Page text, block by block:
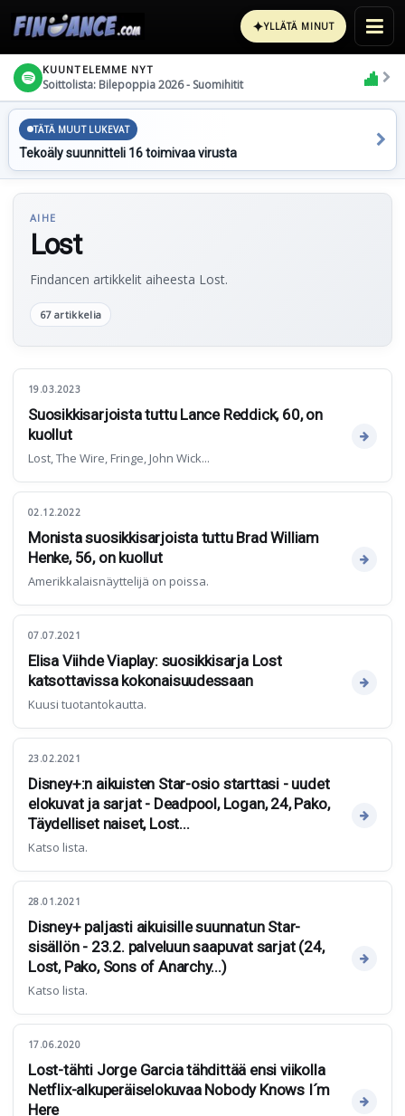
✦YLLÄTÄ MINUT
KUUNTELEMME NYT
Soittolista: Bilepoppia 2026 - Suomihitit
TÄTÄ MUUT LUKEVAT
Tekoäly suunnitteli 16 toimivaa virusta
AIHE
Lost
Findancen artikkelit aiheesta Lost.
67 artikkelia
19.03.2023
Suosikkisarjoista tuttu Lance Reddick, 60, on
kuollut
Lost, The Wire, Fringe, John Wick...
02.12.2022
Monista suosikkisarjoista tuttu Brad William
Henke, 56, on kuollut
Amerikkalaisnäyttelijä on poissa.
07.07.2021
Elisa Viihde Viaplay: suosikkisarja Lost
katsottavissa kokonaisuudessaan
Kuusi tuotantokautta.
23.02.2021
Disney+:n aikuisten Star-osio starttasi - uudet
elokuvat ja sarjat - Deadpool, Logan, 24, Pako,
Täydelliset naiset, Lost...
Katso lista.
28.01.2021
Disney+ paljasti aikuisille suunnatun Star-
sisällön - 23.2. palveluun saapuvat sarjat (24,
Lost, Pako, Sons of Anarchy...)
Katso lista.
17.06.2020
Lost-tähti Jorge Garcia tähdittää ensi viikolla
Netflix-alkuperäiselokuvaa Nobody Knows I´m
Here